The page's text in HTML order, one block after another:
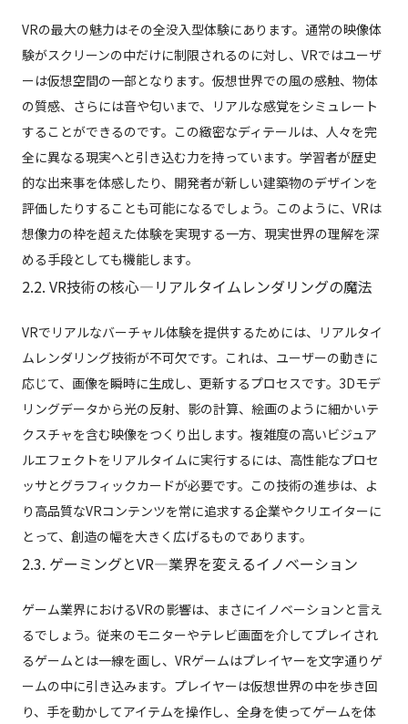
VRの最大の魅力はその全没入型体験にあります。通常の映像体
験がスクリーンの中だけに制限されるのに対し、VRではユーザ
ーは仮想空間の一部となります。仮想世界での風の感触、物体
の質感、さらには音や匂いまで、リアルな感覚をシミュレート
することができるのです。この緻密なディテールは、人々を完
全に異なる現実へと引き込む力を持っています。学習者が歴史
的な出来事を体感したり、開発者が新しい建築物のデザインを
評価したりすることも可能になるでしょう。このように、VRは
想像力の枠を超えた体験を実現する一方、現実世界の理解を深
める手段としても機能します。
2.2. VR技術の核心—リアルタイムレンダリングの魔法
VRでリアルなバーチャル体験を提供するためには、リアルタイ
ムレンダリング技術が不可欠です。これは、ユーザーの動きに
応じて、画像を瞬時に生成し、更新するプロセスです。3Dモデ
リングデータから光の反射、影の計算、絵画のように細かいテ
クスチャを含む映像をつくり出します。複雑度の高いビジュア
ルエフェクトをリアルタイムに実行するには、高性能なプロセ
ッサとグラフィックカードが必要です。この技術の進歩は、よ
り高品質なVRコンテンツを常に追求する企業やクリエイターに
とって、創造の幅を大きく広げるものであります。
2.3. ゲーミングとVR—業界を変えるイノベーション
ゲーム業界におけるVRの影響は、まさにイノベーションと言え
るでしょう。従来のモニターやテレビ画面を介してプレイされ
るゲームとは一線を画し、VRゲームはプレイヤーを文字通りゲ
ームの中に引き込みます。プレイヤーは仮想世界の中を歩き回
り、手を動かしてアイテムを操作し、全身を使ってゲームを体